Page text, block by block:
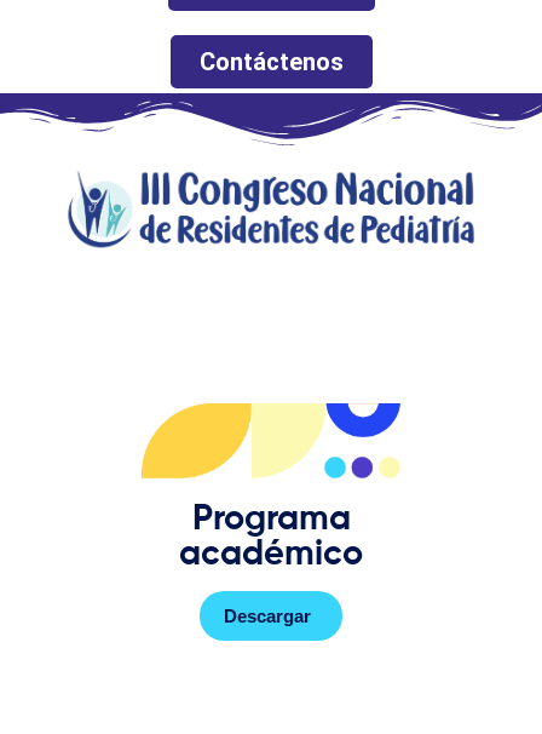
Contáctenos
Programa
académico
Descargar